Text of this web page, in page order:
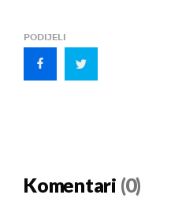
PODIJELI
Komentari (0)